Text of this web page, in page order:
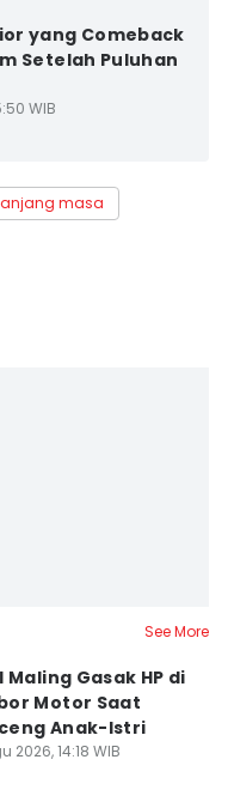
yang Comeback
Setelah Puluhan
WIB
masa
See More
Maling Gasak HP di
Motor Saat
Anak-Istri
2026, 14:18 WIB